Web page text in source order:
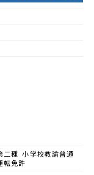
二種 小学校教諭普通
転免許